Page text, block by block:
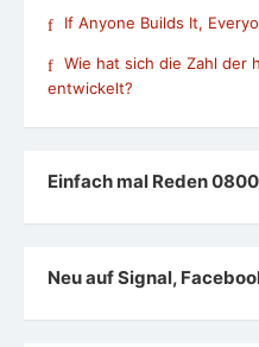
If Anyone Builds It,
Wie hat sich die Zahl der
entwickelt?
Einfach mal Reden
Neu auf Signal,